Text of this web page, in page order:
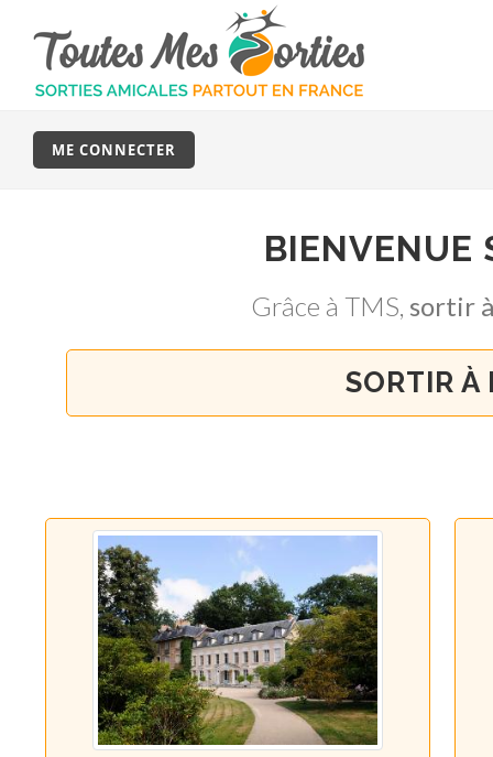
ME CONNECTER
BIENVENUE
Grâce à TMS, sortir
SORTIR